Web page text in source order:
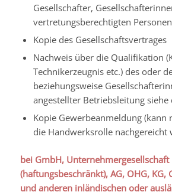
Gesellschafter,
vertretungsberechtigten Personen
Kopie des Gesellschaftsvertrages
Nachweis über die Qualifikation
Technikerzeugnis etc.) des oder
beziehungsweise
angestellter Betriebsleitung siehe
Kopie Gewerbeanmeldung (kann
die Handwerksrolle nachgereicht
bei GmbH, Unternehmergesellschaft
(haftungsbeschränkt), AG, OHG, KG,
und anderen inländischen oder